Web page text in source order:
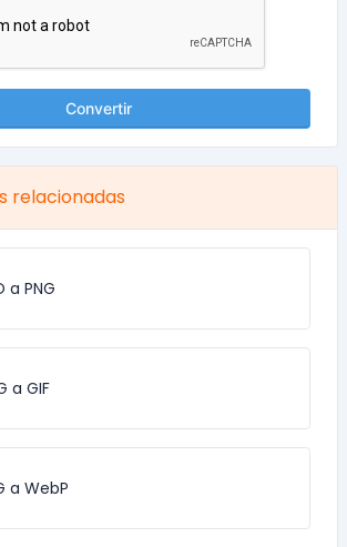
Convertir
relacionadas
a PNG
a GIF
a WebP